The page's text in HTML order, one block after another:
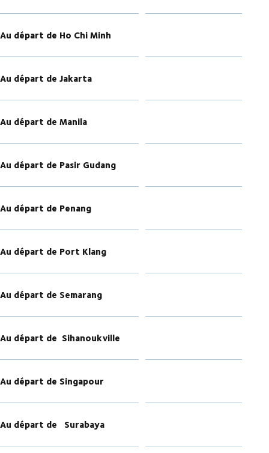
Au départ de Ho Chi Minh
Au départ de Jakarta
Au départ de Manila
Au départ de Pasir Gudang
Au départ de Penang
Au départ de Port Klang
Au départ de Semarang
Au départ de Sihanoukville
Au départ de Singapour
Au départ de Surabaya